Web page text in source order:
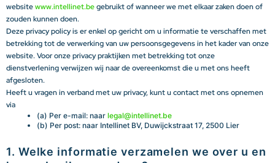
websitewww.intellinet.begebruikt of wanneer we met elkaar zaken doen of
zouden kunnen doen.
Deze privacy policy is er enkel op gericht om u informatie te verschaffen met
betrekking tot de verwerking van uw persoonsgegevens in het kader van onze
website. Voor onze privacy praktijken met betrekking tot onze
dienstverlening verwijzen wij naar de overeenkomst die u met ons heeft
afgesloten.
Heeft u vragen in verband met uw privacy, kunt u contact met ons opnemen
via
(a) Per e-mail: naar legal@intellinet.be
(b) Per post: naar Intellinet BV, Duwijckstraat 17, 2500 Lier
1. Welke informatie verzamelen we over u en